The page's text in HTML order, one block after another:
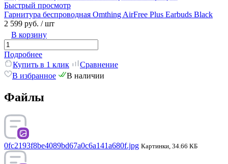
Быстрый просмотр
Гарнитура беспроводная Omthing AirFree Plus Earbuds Black
2 599 руб. / шт
В корзину
Подробнее
Купить в 1 клик
Сравнение
В избранное
В наличии
Файлы
0fc2193f8be4089bd67a0c6a141a680f.jpg Картинки, 34.66 КБ